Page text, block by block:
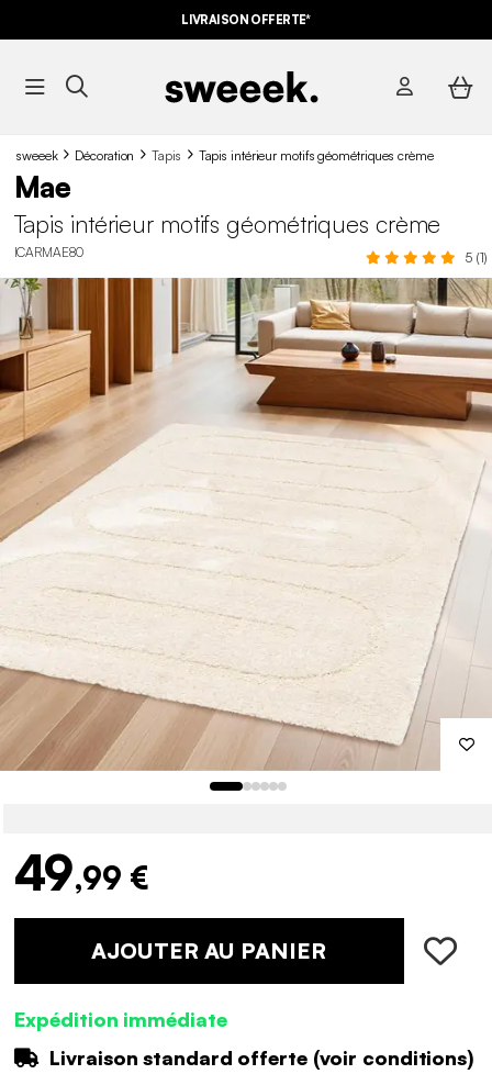
LIVRAISON OFFERTE*
sweeek Décoration Tapis Tapis intérieur motifs géométriques crème
Mae
Tapis intérieur motifs géométriques crème
ICARMAE80 5 (1)
49,99 €
AJOUTER AU PANIER
Expédition immédiate
Livraison standard offerte (voir conditions)